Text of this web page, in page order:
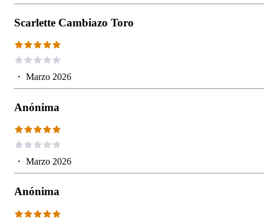
Scarlette Cambiazo Toro
・ Marzo 2026
Anónima
・ Marzo 2026
Anónima